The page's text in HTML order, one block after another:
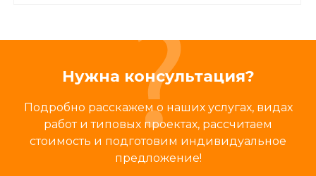
Нужна консультация?
Подробно расскажем о наших услугах, видах
работ и типовых проектах, рассчитаем
стоимость и подготовим индивидуальное
предложение!